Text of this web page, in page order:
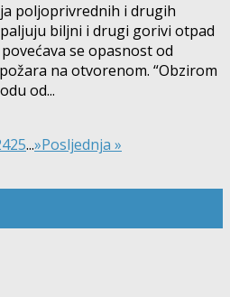
poljoprivrednih i drugih
biljni i drugi gorivi otpad
se opasnost od
na otvorenom. “Obzirom
od...
25...»Posljednja »